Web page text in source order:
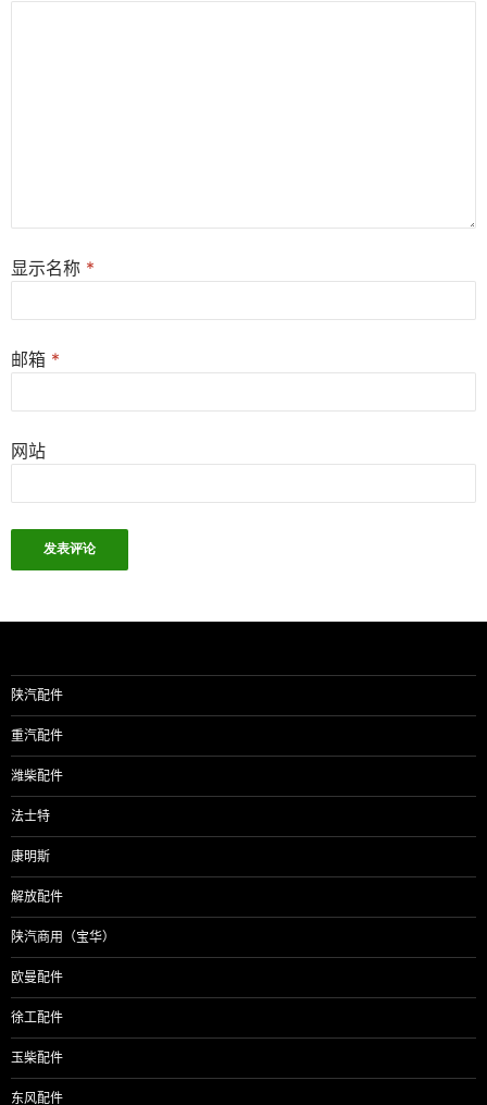
显示名称 *
邮箱 *
网站
陕汽配件
重汽配件
潍柴配件
法士特
康明斯
解放配件
陕汽商用（宝华）
欧曼配件
徐工配件
玉柴配件
东风配件